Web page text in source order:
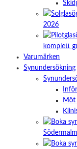
2026
komplett
Varumärken
Synundersökning
Möt
Södermalm